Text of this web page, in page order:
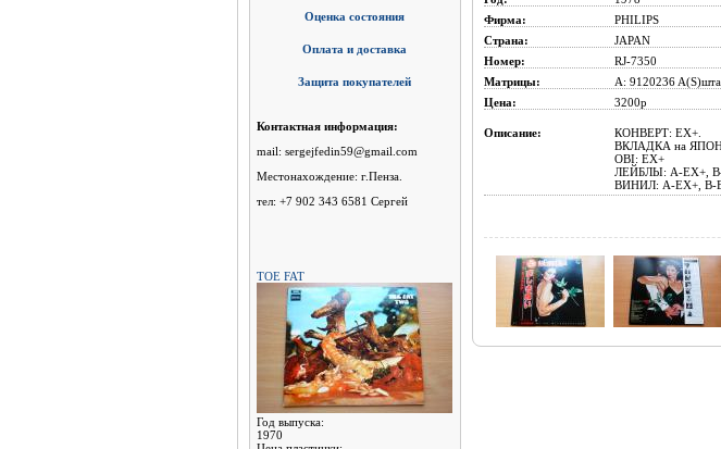
Оценка состояния
Оплата и доставка
Защита покупателей
Контактная информация:
mail: sergejfedin59@gmail.com
Местонахождение: г.Пенза.
тел: +7 902 343 6581 Сергей
TOE FAT
Год выпуска:
1970
Фирма:
PHILIPS
Страна:
JAPAN
Номер:
RJ-7350
Матрицы:
A: 9120236
Цена:
3200р
Описание:
КОНВЕРТ: EX+.
ВКЛАДКА на
OBI: EX+
ЛЕЙБЛЫ: A-EX+,
ВИНИЛ: A-EX+, B-